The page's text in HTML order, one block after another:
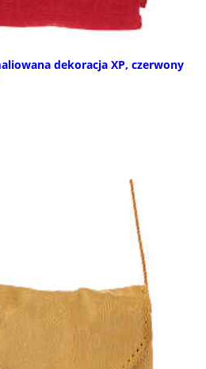
dekoracja XP, czerwony